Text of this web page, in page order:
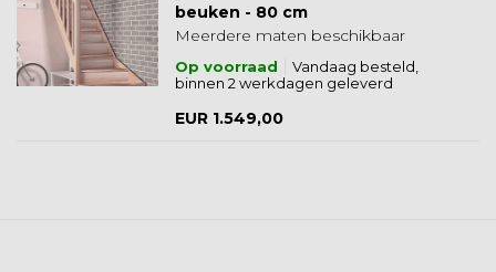
beuken - 80 cm
Meerdere maten beschikbaar
Op voorraad
Vandaag besteld,
binnen 2 werkdagen geleverd
EUR 1.549,00